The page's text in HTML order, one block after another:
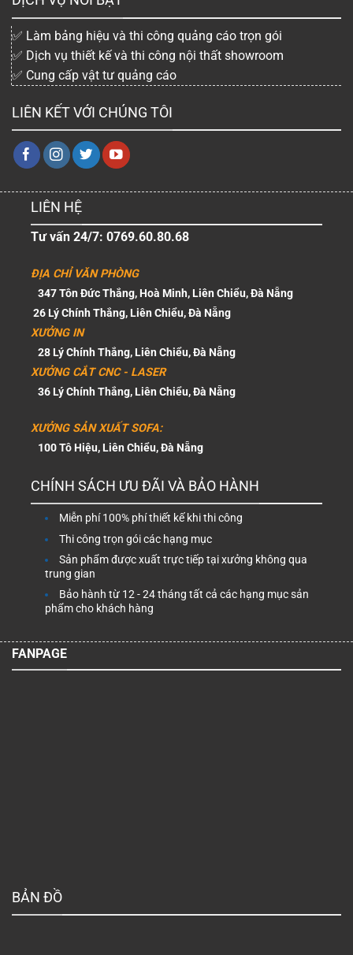
✅ Làm bảng hiệu và thi công quảng cáo trọn gói
✅ Dịch vụ thiết kế và thi công nội thất showroom
✅ Cung cấp vật tư quảng cáo
LIÊN KẾT VỚI CHÚNG TÔI
LIÊN HỆ
Tư vấn 24/7: 0769.60.80.68
ĐỊA CHỈ VĂN PHÒNG
347 Tôn Đức Thắng, Hoà Minh, Liên Chiểu, Đà Nẵng
26 Lý Chính Thắng, Liên Chiểu, Đà Nẵng
XƯỞNG IN
28 Lý Chính Thắng, Liên Chiểu, Đà Nẵng
XƯỞNG CẮT CNC - LASER
36 Lý Chính Thắng, Liên Chiểu, Đà Nẵng
XƯỞNG SẢN XUẤT SOFA:
100 Tô Hiệu, Liên Chiểu, Đà Nẵng
CHÍNH SÁCH ƯU ĐÃI VÀ BẢO HÀNH
Miễn phí 100% phí thiết kế khi thi công
Thi công trọn gói các hạng mục
Sản phẩm được xuất trực tiếp tại xưởng không qua
trung gian
Bảo hành từ 12 - 24 tháng tất cả các hạng mục sản
phẩm cho khách hàng
FANPAGE
BẢN ĐỒ